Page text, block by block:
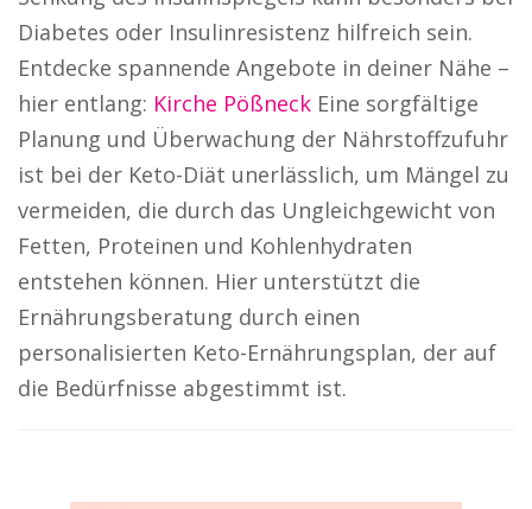
Diabetes oder Insulinresistenz hilfreich sein.
Entdecke spannende Angebote in deiner Nähe –
hier entlang: Kirche Pößneck Eine sorgfältige
Planung und Überwachung der Nährstoffzufuhr
ist bei der Keto-Diät unerlässlich, um Mängel zu
vermeiden, die durch das Ungleichgewicht von
Fetten, Proteinen und Kohlenhydraten
entstehen können. Hier unterstützt die
Ernährungsberatung durch einen
personalisierten Keto-Ernährungsplan, der auf
die Bedürfnisse abgestimmt ist.